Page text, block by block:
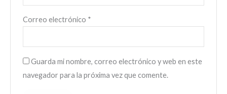
Correo electrónico *
Guarda mi nombre, correo electrónico y web en este
navegador para la próxima vez que comente.